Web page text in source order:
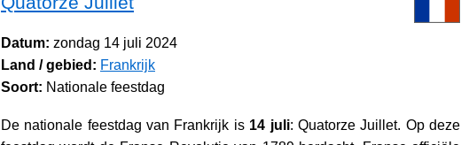
Datum: zondag 14 juli 2024
Land / gebied: Frankrijk
Soort: Nationale feestdag
De nationale feestdag van Frankrijk is 14 juli: Quatorze Juillet. Op deze